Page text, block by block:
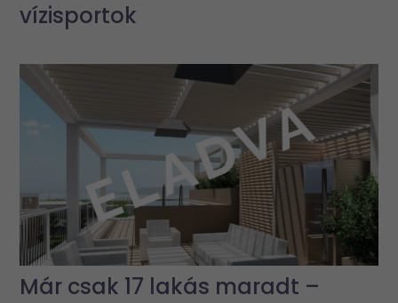
vízisportok
Már csak 17 lakás maradt –